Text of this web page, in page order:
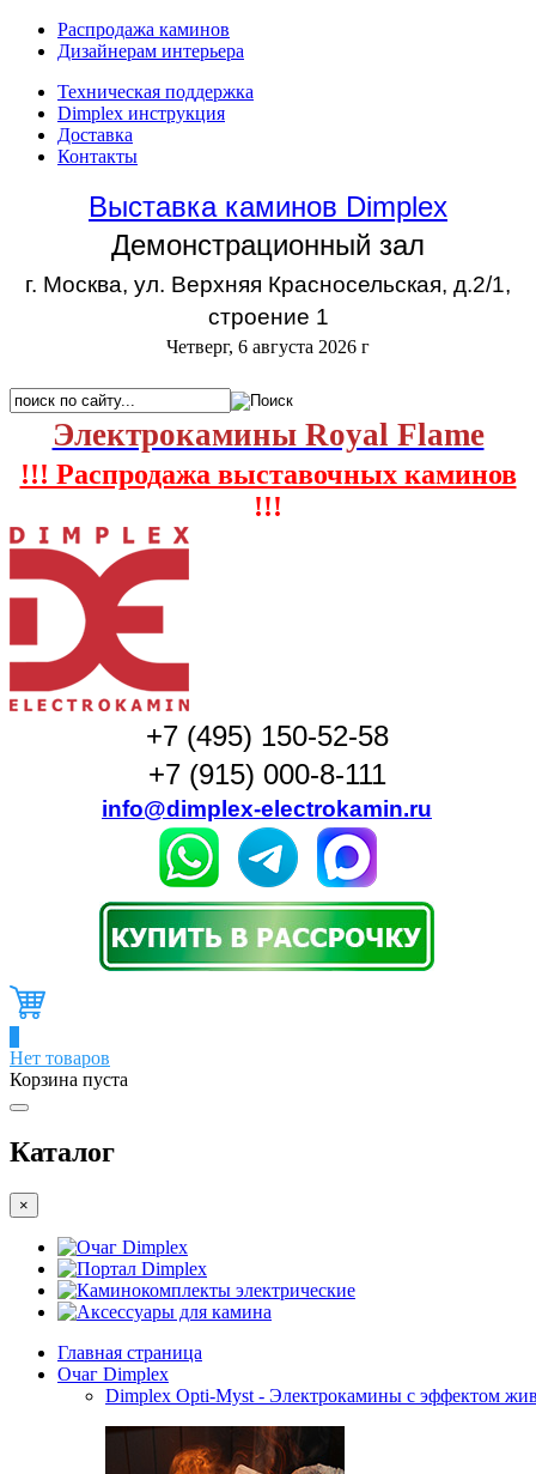
Распродажа каминов
Дизайнерам интерьера
Техническая поддержка
Dimplex инструкция
Доставка
Контакты
Выставка каминов Dimplex
Демонстрационный зал
г. Москва, ул. Верхняя Красносельская, д.2/1,
строение 1
Четверг, 6 августа 2026 г
Электрокамины Royal Flame
!!! Распродажа выставочных каминов
!!!
+7 (495) 150-52-58
+7 (915) 000-8-111
info@dimplex-electrokamin.ru
Нет товаров
Корзина пуста
Каталог
×
Очаг Dimplex
Портал Dimplex
Каминокомплекты электрические
Аксессуары для камина
Главная страница
Очаг Dimplex
Dimplex Opti-Myst - Электрокамины с эффектом